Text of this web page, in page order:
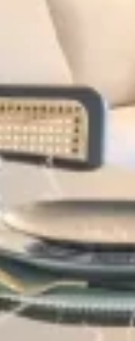
neufs résidence Allure